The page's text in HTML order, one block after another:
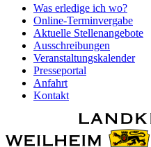
Was erledige ich wo?
Online-Terminvergabe
Aktuelle Stellenangebote
Ausschreibungen
Veranstaltungskalender
Presseportal
Anfahrt
Kontakt